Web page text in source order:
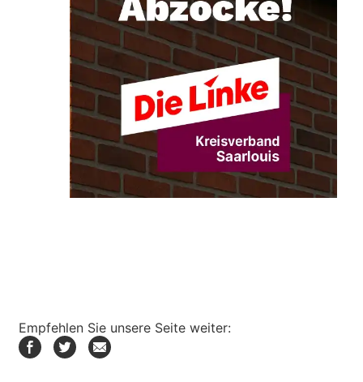
Empfehlen Sie unsere Seite weiter: